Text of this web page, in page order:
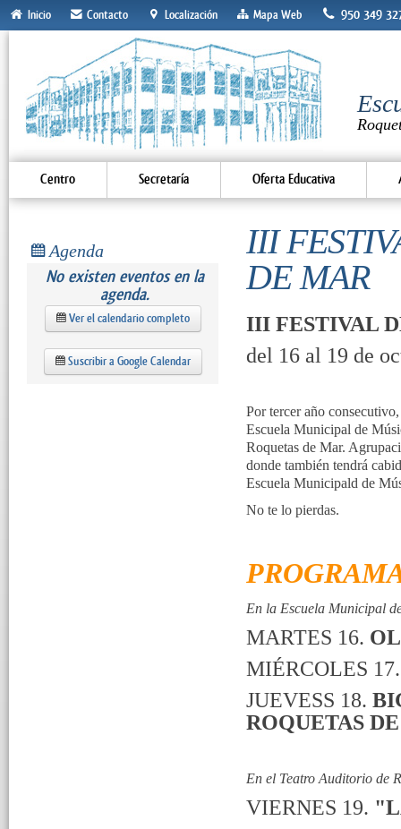
Inicio Contacto Localización Mapa Web 950 349
Centro Secretaría Oferta Educativa
III
DE MAR
III FESTIVAL
del 16 al 19 de
Por tercer año
Escuela Municipal de
Roquetas de Mar.
donde también tendrá
Escuela Municipald de
No te lo pierdas.
En la Escuela Municipal
MARTES 16.
MIÉRCOLES 17.
JUEVESS 18.
ROQUETAS
En el Teatro Auditorio de
VIERNES 19.
Agenda
No existen eventos en la
agenda.
Ver el calendario completo
Suscribir a Google Calendar